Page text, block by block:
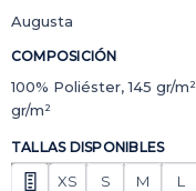
Augusta
COMPOSICIÓN
100% Poliéster, 145 gr/
gr/m²
TALLAS DISPONIBLES
XS S M L